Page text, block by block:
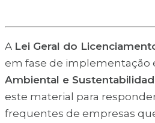
A Lei Geral do
em fase de implementação
Ambiental e
este material para
frequentes de empresas